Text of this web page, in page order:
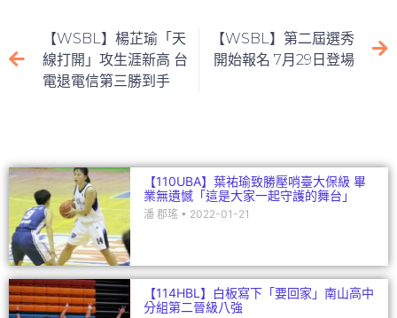
e
b
o
er l
at
e
dI
【WSBL】楊芷瑜「天
線打開」攻生涯新高 台
電退電信第三勝到手
【WSBL】第二屆選秀
開始報名 7月29日登場
【110UBA】葉祐瑜致勝壓哨臺大保級 畢
業無遺憾「這是大家一起守護的舞台」
潘 郡瑤 2022-01-21
【114HBL】白板寫下「要回家」南山高中
分組第二晉級八強